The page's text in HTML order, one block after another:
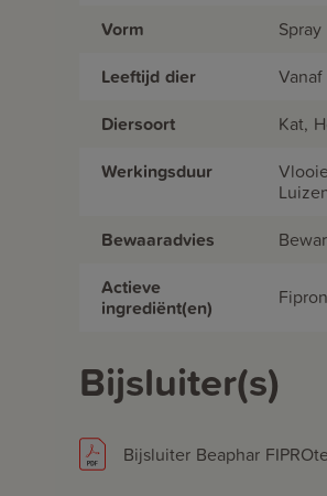
Vorm Spray
Leeftijd dier
Diersoort Kat,
Werkingsduur
Bewaaradvies
Actieve
ingrediënt(en)
Bijsluiter(s)
Bijsluiter Beaphar